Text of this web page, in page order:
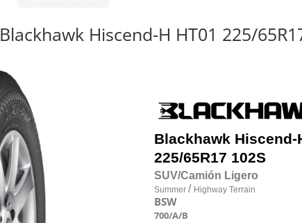
Blackhawk Hiscend-H HT01 225/
Blackhawk Hiscend-
225/65R17 102S
SUV/Camión Ligero
Summer / Highway Terrain
BSW
700/A/B